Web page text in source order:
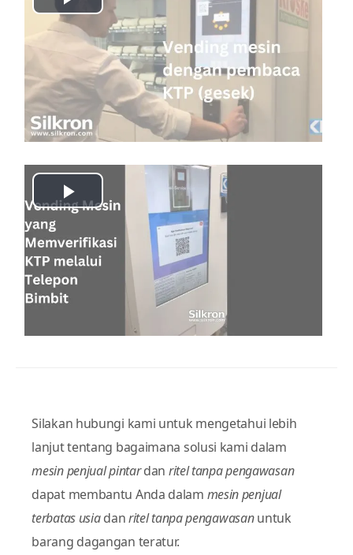
Play
Video
Play
Video
Silakan hubungi kami untuk mengetahui lebih
lanjut tentang bagaimana solusi kami dalam
mesin penjual pintardan ritel tanpa pengawasan
dapat membantu Anda dalam mesin penjual
terbatas usiadanritel tanpa pengawasanuntuk
barang dagangan teratur.